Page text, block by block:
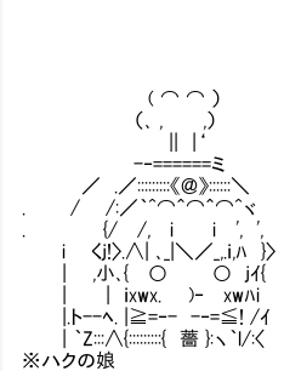
( ⌒ ⌒ ）
（､ , ,）
|| |‘
-‐======ミ
／ .／:::::::::《＠》::::::＼
. / /:／｀^⌒＾⌒＾⌒^ヾ
. {/ /, i i ', ',
i くj!〉.∧| ､_|＼／_,.ｉ,ﾊ }〉
| ,小､{ ○ ○ jｲ{ お父様
| | ｉxwx. )‐ xwﾊi
|.ト--ﾍ. |≧=‐- -‐=≦! /ｲ
| ｀Z:::∧{:::::::::{ 薔 }:ヽ｀l/:〈
※ハクの娘